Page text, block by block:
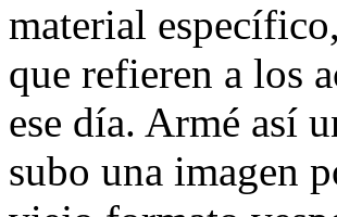
material
que refieren a los
ese día. Armé así
subo una imagen